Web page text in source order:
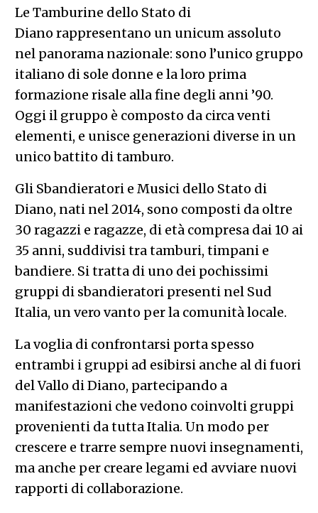
Le Tamburine dello Stato di
Diano rappresentano un unicum assoluto
nel panorama nazionale: sono l’unico gruppo
italiano di sole donne e la loro prima
formazione risale alla fine degli anni ’90.
Oggi il gruppo è composto da circa venti
elementi, e unisce generazioni diverse in un
unico battito di tamburo.
Gli Sbandieratori e Musici dello Stato di
Diano, nati nel 2014, sono composti da oltre
30 ragazzi e ragazze, di età compresa dai 10 ai
35 anni, suddivisi tra tamburi, timpani e
bandiere. Si tratta di uno dei pochissimi
gruppi di sbandieratori presenti nel Sud
Italia, un vero vanto per la comunità locale.
La voglia di confrontarsi porta spesso
entrambi i gruppi ad esibirsi anche al di fuori
del Vallo di Diano, partecipando a
manifestazioni che vedono coinvolti gruppi
provenienti da tutta Italia. Un modo per
crescere e trarre sempre nuovi insegnamenti,
ma anche per creare legami ed avviare nuovi
rapporti di collaborazione.